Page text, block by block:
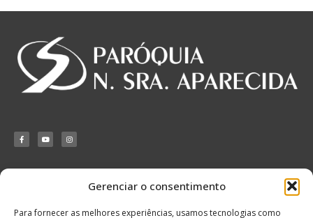
Gerenciar o consentimento
Para fornecer as melhores experiências, usamos tecnologias como
Rua Álvaro de